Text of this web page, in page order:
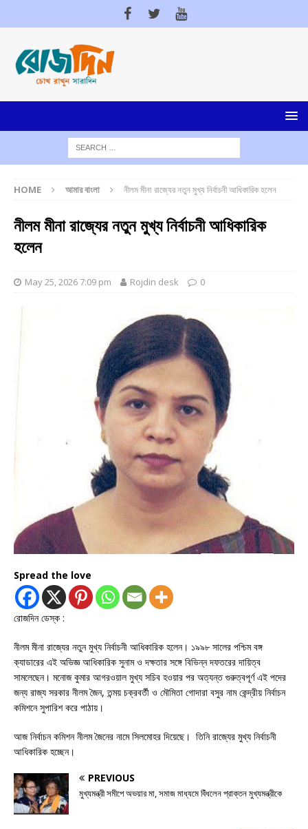
HOME আমার বাংলা নীলম মীনা রাজ্যের নতুন মুখ্য নির্বাচনী আধিকারিক হলেন
নীলম মীনা রাজ্যের নতুন মুখ্য নির্বাচনী আধিকারিক
হলেন
May 25, 2026 7:09 pm Rojdin desk 0
Spread the love
রোজদিন ডেস্ক :
নীলম মীনা রাজ্যের নতুন মুখ্য নির্বাচনী আধিকারিক হলেন। ১৯৯৮ সালের পশ্চিম বঙ্গ
ক্যাডারের এই অভিজ্ঞ আধিকারিক সুনাম ও দক্ষতার সঙ্গে বিভিন্ন দফতরের দায়িত্ব
সামলেছেন। মনোজ কুমার আগরওয়াল মুখ্য সচিব হওয়ার পর অত্যন্ত গুরুত্বপূর্ণ এই পদের
জন্য রাজ্য সরকার নীলম জৈন, তন্ময় চক্রবর্তী ও মৌমিতা গোদারা বসুর নাম কেন্দ্রীয় নির্বাচন
কমিশনে সুপারিশ করে পাঠায়।
আজ নির্বাচন কমিশন নীলম জৈনের নামে সিলমোহর দিয়েছে। তিনি রাজ্যের মুখ্য নির্বাচনী
আধিকারিক হচ্ছেন।
PREVIOUS
মুখ্যমন্ত্রী সমীপে অভয়ার মা, সমাজ মাধ্যমে বিঁধলেন প্রাক্তন মুখ্যমন্ত্রীকে